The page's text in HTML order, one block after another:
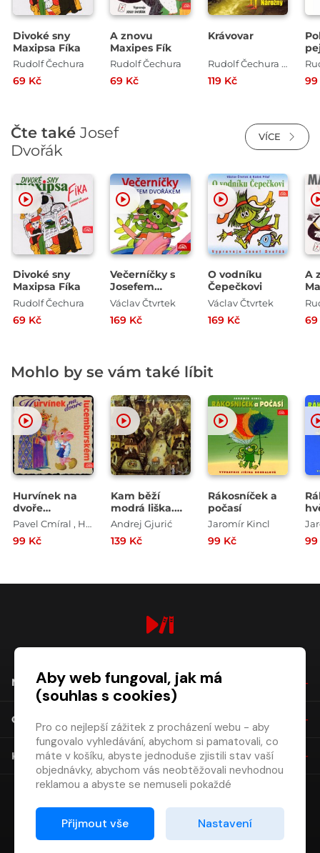
Divoké sny
Maxipsa Fíka
Rudolf Čechura
69 Kč
A znovu
Maxipes Fík
Rudolf Čechura
69 Kč
Krávovar
Rudolf Čechura , Petr Nárožný
119 Kč 99
Čte také Josef
Dvořák
VÍCE
Divoké sny
Maxipsa Fíka
Rudolf Čechura
69 Kč
Večerníčky s
Josefem
Dvořákem
Václav Čtvrtek
169 Kč
O vodníku
Čepečkovi
Václav Čtvrtek
169 Kč
A
69
Mohlo by se vám také líbit
Hurvínek na
dvoře
lucemburskémPavel Cmíral , Helena Stachová
99 Kč
Kam běží
modrá liška.
Pohádkové
vyprávění z
Malé Strany
Andrej Gjurić
139 Kč
Rákosníček a
počasí
Jaromír Kincl
99 Kč 99
NÁKUP
O SPOLEČNOSTI
KONTAKT
Aby web fungoval, jak má
(souhlas s cookies)
Pro co nejlepší zážitek z procházení webu - aby
fungovalo vyhledávání, abychom si pamatovali, co
máte v košíku, abyste jednoduše zjistili stav vaší
objednávky, abychom vás neobtěžovali nevhodnou
reklamou a abyste se nemuseli pokaždé
Proto od vás potřebujeme souhlas se
zpracováním souborů cookies
Přijmout vše Nastavení